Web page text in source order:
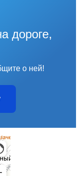
дороге,
о ней!